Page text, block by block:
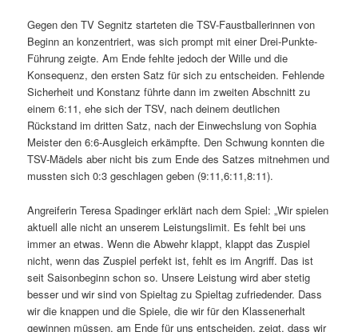
Gegen den TV Segnitz starteten die TSV-Faustballerinnen von
Beginn an konzentriert, was sich prompt mit einer Drei-Punkte-
Führung zeigte. Am Ende fehlte jedoch der Wille und die
Konsequenz, den ersten Satz für sich zu entscheiden. Fehlende
Sicherheit und Konstanz führte dann im zweiten Abschnitt zu
einem 6:11, ehe sich der TSV, nach deinem deutlichen
Rückstand im dritten Satz, nach der Einwechslung von Sophia
Meister den 6:6-Ausgleich erkämpfte. Den Schwung konnten die
TSV-Mädels aber nicht bis zum Ende des Satzes mitnehmen und
mussten sich 0:3 geschlagen geben (9:11,6:11,8:11).
Angreiferin Teresa Spadinger erklärt nach dem Spiel: „Wir spielen
aktuell alle nicht an unserem Leistungslimit. Es fehlt bei uns
immer an etwas. Wenn die Abwehr klappt, klappt das Zuspiel
nicht, wenn das Zuspiel perfekt ist, fehlt es im Angriff. Das ist
seit Saisonbeginn schon so. Unsere Leistung wird aber stetig
besser und wir sind von Spieltag zu Spieltag zufriedender. Dass
wir die knappen und die Spiele, die wir für den Klassenerhalt
gewinnen müssen, am Ende für uns entscheiden, zeigt, dass wir